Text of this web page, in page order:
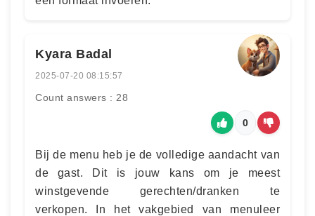
Kyara Badal
2025-07-20 08:15:57
Count answers : 28
0
Bij de menu heb je de volledige aandacht van
de gast. Dit is jouw kans om je meest
winstgevende gerechten/dranken te
verkopen. In het vakgebied van menuleer